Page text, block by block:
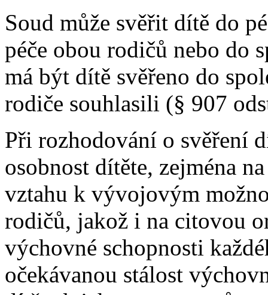
Soud může svěřit dítě do
péče obou rodičů nebo do
má být dítě svěřeno do
rodiče souhlasili (§ 907
Při rozhodování o svěření
osobnost dítěte, zejména
vztahu k vývojovým
rodičů, jakož i na citovou
výchovné schopnosti
očekávanou stálost